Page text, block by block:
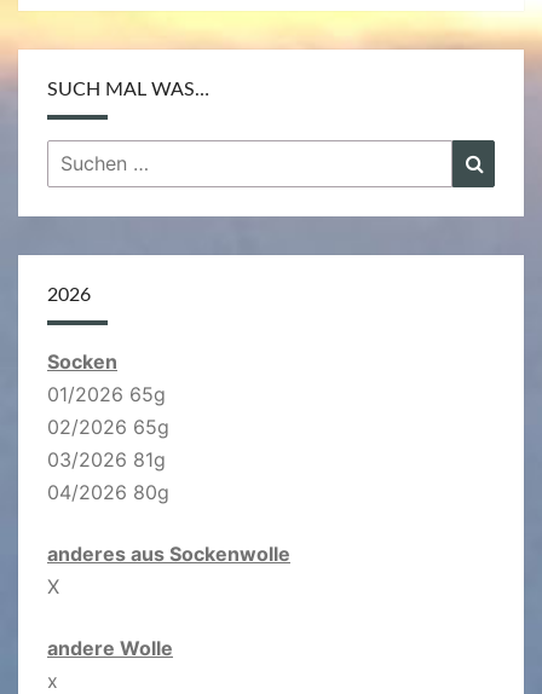
SUCH MAL WAS…
Suchen
nach:
2026
Socken
01/2026 65g
02/2026 65g
03/2026 81g
04/2026 80g
anderes aus Sockenwolle
X
andere Wolle
x